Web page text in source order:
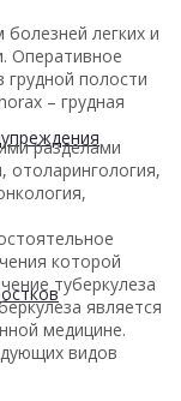
легких и
Оперативное
грудной полости
– грудная
разделами
отоларингология,
которой
туберкулеза
является
медицине.
видов